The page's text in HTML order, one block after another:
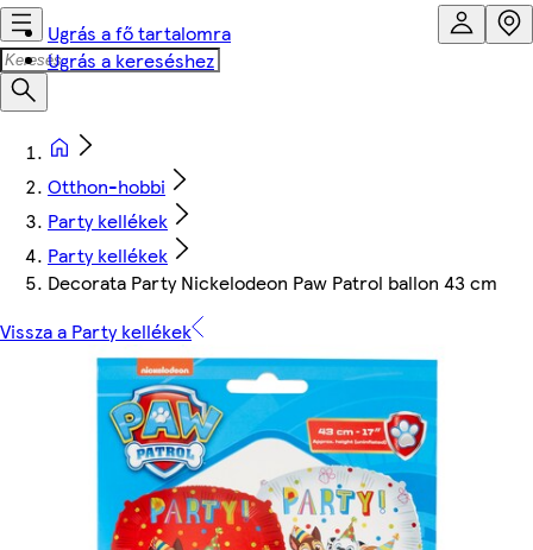
Ugrás a fő tartalomra
Ugrás a kereséshez
Otthon-hobbi
Party kellékek
Party kellékek
Decorata Party Nickelodeon Paw Patrol ballon 43 cm
Vissza a Party kellékek